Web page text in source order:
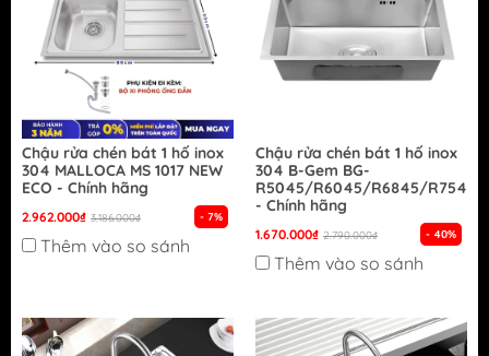
Chậu rửa chén bát 1 hố inox
304 MALLOCA MS 1017 NEW
ECO - Chính hãng
2.962.000₫ 3.186.000₫ - 7%
Thêm vào so sánh
Chậu rửa chén bát 1 hố inox
304 B-Gem BG-
R5045/R6045/R6845/R7545/
- Chính hãng
1.670.000₫ 2.790.000₫ - 40%
Thêm vào so sánh